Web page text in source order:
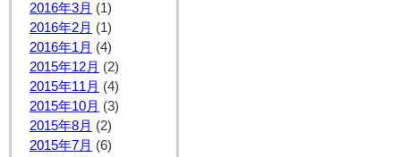
2016年3月 (1)
2016年2月 (1)
2016年1月 (4)
2015年12月 (2)
2015年11月 (4)
2015年10月 (3)
2015年8月 (2)
2015年7月 (6)